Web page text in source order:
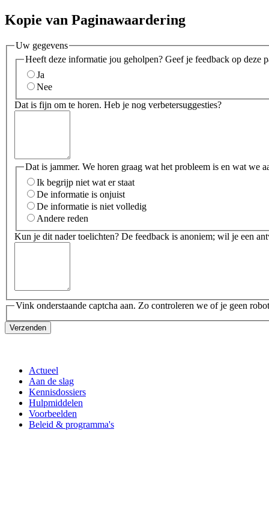
Kopie van Paginawaardering
Uw gegevens
Heeft deze informatie jou geholpen? Geef je feedback op deze
Ja
Nee
Dat is fijn om te horen. Heb je nog verbetersuggesties?
Dat is jammer. We horen graag wat het probleem is en wat we
Ik begrijp niet wat er staat
De informatie is onjuist
De informatie is niet volledig
Andere reden
Kun je dit nader toelichten? De feedback is anoniem; wil je een
Vink onderstaande captcha aan. Zo controleren we of je geen
Verzenden
Actueel
Aan de slag
Kennisdossiers
Hulpmiddelen
Voorbeelden
Beleid & programma's